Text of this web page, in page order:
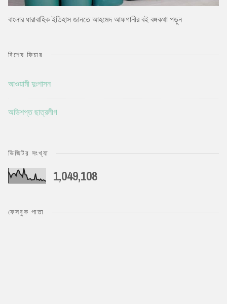
বাংলার ধারাবাহিক ইতিহাস জানতে আহমেদ আফগানীর বই বঙ্গকথা পড়ুন
বিশেষ ফিচার
আওয়ামী দুঃশাসন
অভিশপ্ত ছাত্রলীগ
ভিজিটর সংখ্যা
1,049,108
ফেসবুক পাতা